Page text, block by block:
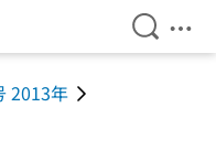
検索を
メ
2013年